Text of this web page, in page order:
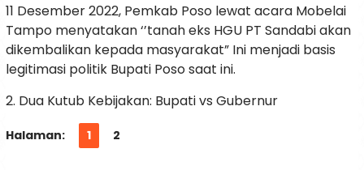
11 Desember 2022, Pemkab Poso lewat acara Mobelai
Tampo menyatakan ‘’tanah eks HGU PT Sandabi akan
dikembalikan kepada masyarakat” Ini menjadi basis
legitimasi politik Bupati Poso saat ini.
2. Dua Kutub Kebijakan: Bupati vs Gubernur
Halaman: 1 2